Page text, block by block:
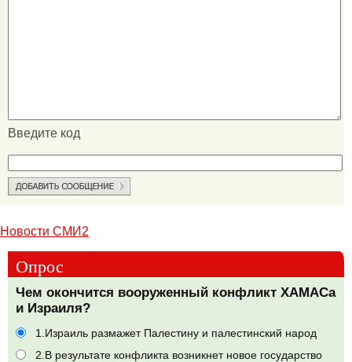
Введите код
Новости СМИ2
Опрос
Чем окончится вооруженный конфликт ХАМАСа
и Израиля?
1.Израиль размажет Палестину и палестинский народ
2.В результате конфликта возникнет новое государство